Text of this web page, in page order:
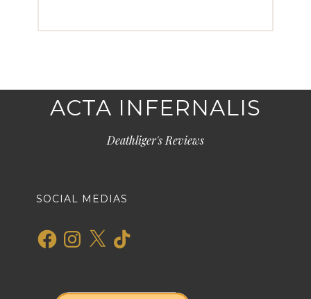
ACTA INFERNALIS
Deathliger's Reviews
SOCIAL MEDIAS
FacebookInstagram
X TikTok